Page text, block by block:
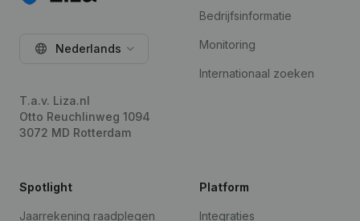
Nederlands
T.a.v. Liza.nl
Otto Reuchlinweg 1094
3072 MD Rotterdam
Bedrijfsinformatie
Monitoring
Internationaal zoeken
Spotlight
Jaarrekening raadplegen
Platform
Integraties